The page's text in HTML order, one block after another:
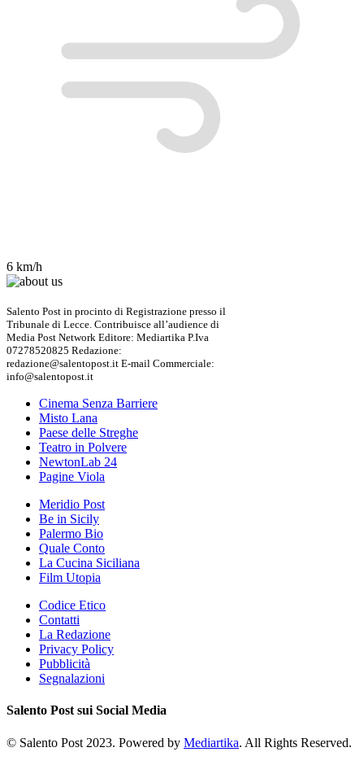
6 km/h
Salento Post in procinto di Registrazione presso il
Tribunale di Lecce. Contribuisce all’audience di
Media Post Network Editore: Mediartika P.Iva
07278520825 Redazione:
redazione@salentopost.it E-mail Commerciale:
info@salentopost.it
Cinema Senza Barriere
Misto Lana
Paese delle Streghe
Teatro in Polvere
NewtonLab 24
Pagine Viola
Meridio Post
Be in Sicily
Palermo Bio
Quale Conto
La Cucina Siciliana
Film Utopia
Codice Etico
Contatti
La Redazione
Privacy Policy
Pubblicità
Segnalazioni
Salento Post sui Social Media
© Salento Post 2023. Powered by Mediartika. All Rights Reserved.